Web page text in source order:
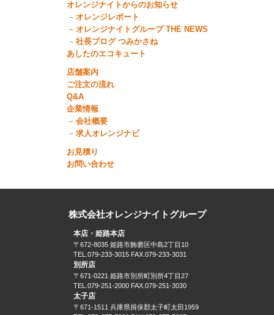
オレンジナイトからのお知らせ
オレンジレポート
オレンジナイトグループ THE NEWS
社長ブログ つみかさね
あしたのエコキュート
店舗案内
ご注文の流れ
Q&A
企業情報
会社概要
求人オレンジナビ
お見積り
お問い合わせ
株式会社オレンジナイトグループ
本店・姫路本店
〒672-8035 姫路市飾磨区中島2丁目10
TEL.079-233-3015 FAX.079-233-3031
別所店
〒671-0221 姫路市別所町別所4丁目27
TEL.079-251-2000 FAX.079-251-3030
太子店
〒671-1511 兵庫県揖保郡太子町太田1959